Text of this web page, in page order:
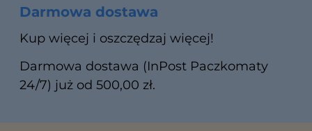
Darmowa dostawa
Kup więcej i oszczędzaj więcej!
Darmowa dostawa (InPost Paczkomaty
24/7) już od 500,00 zł.